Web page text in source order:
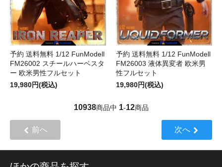
予約 送料無料 1/12 FunModell
FM26002 スチールハーベスタ
ー 欧米男性フルセット
19,980円(税込)
予約 送料無料 1/12 FunModell
FM26003 液体異変者 欧米男
性フルセット
19,980円(税込)
10938商品中 1-12商品
前へ 次へ